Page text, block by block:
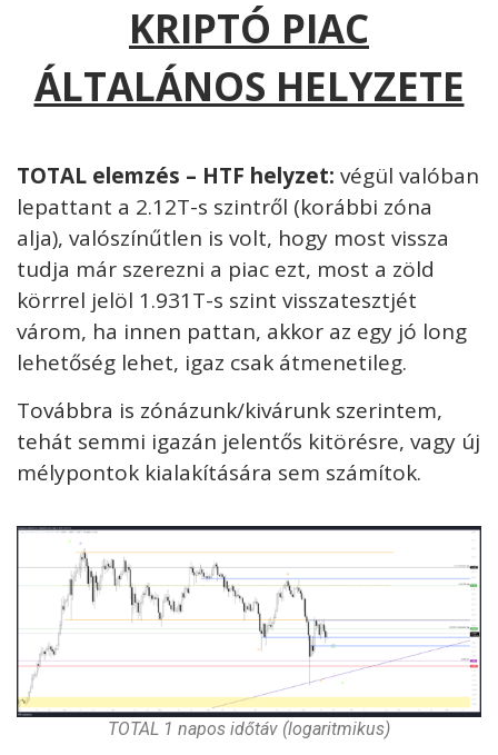
KRIPTÓ PIAC
ÁLTALÁNOS HELYZETE
TOTAL elemzés – HTF helyzet: végül valóban
lepattant a 2.12T-s szintről (korábbi zóna
alja), valószínűtlen is volt, hogy most vissza
tudja már szerezni a piac ezt, most a zöld
körrrel jelöl 1.931T-s szint visszatesztjét
várom, ha innen pattan, akkor az egy jó long
lehetőség lehet, igaz csak átmenetileg.
Továbbra is zónázunk/kivárunk szerintem,
tehát semmi igazán jelentős kitörésre, vagy új
mélypontok kialakítására sem számítok.
TOTAL 1 napos időtáv (logaritmikus)